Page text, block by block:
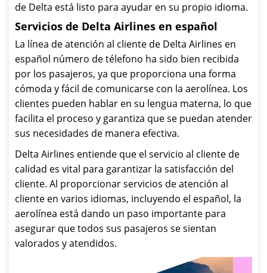
de Delta está listo para ayudar en su propio idioma.
Servicios de Delta Airlines en español
La línea de atención al cliente de Delta Airlines en
español número de télefono ha sido bien recibida
por los pasajeros, ya que proporciona una forma
cómoda y fácil de comunicarse con la aerolínea. Los
clientes pueden hablar en su lengua materna, lo que
facilita el proceso y garantiza que se puedan atender
sus necesidades de manera efectiva.
Delta Airlines entiende que el servicio al cliente de
calidad es vital para garantizar la satisfacción del
cliente. Al proporcionar servicios de atención al
cliente en varios idiomas, incluyendo el español, la
aerolínea está dando un paso importante para
asegurar que todos sus pasajeros se sientan
valorados y atendidos.